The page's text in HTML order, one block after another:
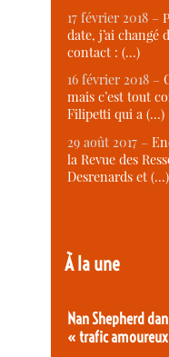
17 février 2018 –
date, j’ai changé
contact : (…)
16 février 2018 –
mais c’est tout
Filipetti qui a (…)
29 août 2017 –
la Revue des
Desrenards et (…)
À la une
Nan Shepherd
« trafic